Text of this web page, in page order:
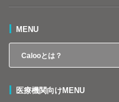
MENU
Calooとは？
医療機関向けMENU